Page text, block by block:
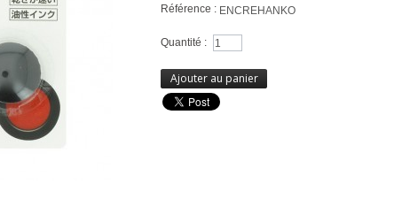
Référence : ENCREHANKO
Quantité :
Ajouter au panier